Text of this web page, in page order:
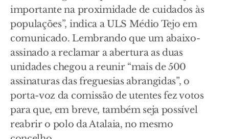
importante na proximidade de cuidados às
populações”, indica a ULS Médio Tejo em
comunicado. Lembrando que um abaixo-
assinado a reclamar a abertura as duas
unidades chegou a reunir “mais de 500
assinaturas das freguesias abrangidas”, o
porta-voz da comissão de utentes fez votos
para que, em breve, também seja possível
reabrir o polo da Atalaia, no mesmo